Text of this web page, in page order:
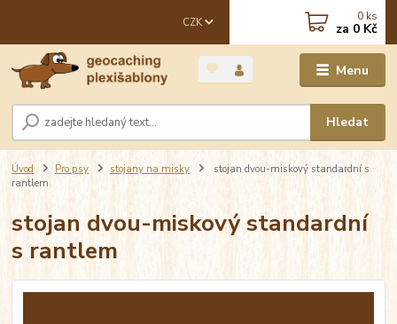
Menu
CZK
Hledat
0 ks
za 0 Kč
Úvod Pro psy stojany na misky
stojan dvou-miskový standardní s
rantlem
stojan dvou-miskový standardní
s rantlem